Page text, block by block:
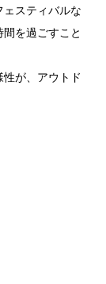
スティバルな
を過ごすこと
が、アウトド